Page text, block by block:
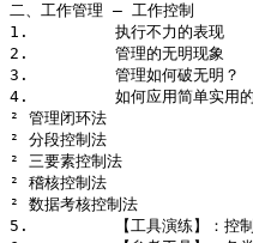
二、工作管理 – 工作控制
1.         执行不力的表现
2.         管理的无明现象
3.         管理如何破无明？
4.         如何应用简单实用的工
² 管理闭环法
² 分段控制法
² 三要素控制法
² 稽核控制法
² 数据考核控制法
5.         【工具演练】：控制